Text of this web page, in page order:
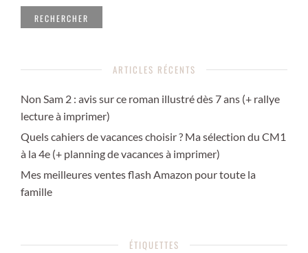
ARTICLES RÉCENTS
Non Sam 2 : avis sur ce roman illustré dès 7 ans (+ rallye
lecture à imprimer)
Quels cahiers de vacances choisir ? Ma sélection du CM1
à la 4e (+ planning de vacances à imprimer)
Mes meilleures ventes flash Amazon pour toute la
famille
ÉTIQUETTES